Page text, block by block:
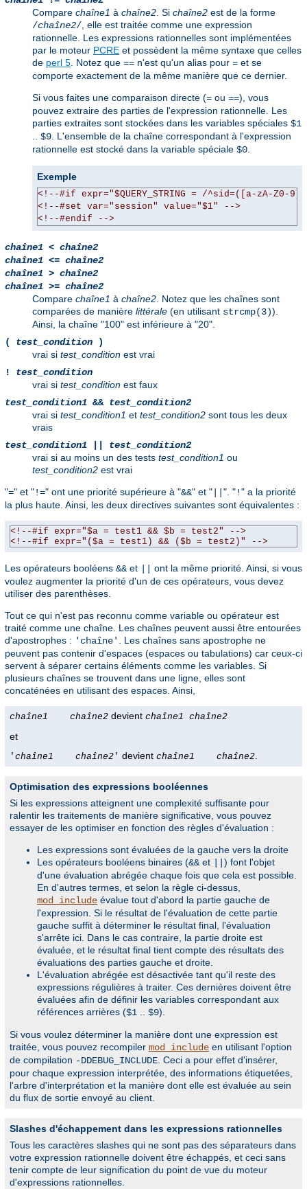
Compare chaîne1 à chaîne2 . Si chaîne2 est de la forme
/chaîne2/ , elle est traitée comme une expression
rationnelle. Les expressions rationnelles sont implémentées
par le moteur PCRE et possèdent la même syntaxe que celles
de perl 5 . Notez que == n'est qu'un alias pour = et se
comporte exactement de la même manière que ce dernier.
Si vous faites une comparaison directe (= ou ==), vous
pouvez extraire des parties de l'expression rationnelle. Les
parties extraites sont stockées dans les variables spéciales $1
$9 . L'ensemble de la chaîne correspondant à l'expression
rationnelle est stocké dans la variable spéciale $0
Exemple
<!--#if expr="$QUERY_STRING = /^sid=([a-zA-Z0-
<!--#set var="session" value="$1" -->
<!--#endif -->
chaîne1 < chaîne2
chaîne1 <= chaîne2
chaîne1 > chaîne2
chaîne1 >= chaîne2
Compare chaîne1 à chaîne2 . Notez que les chaînes sont
comparées de manière littérale (en utilisant strcmp(3)).
Ainsi, la chaîne "100" est inférieure à "20".
( test_condition )
vrai si test_condition est vrai
! test_condition
vrai si test_condition est faux
test_condition1 && test_condition2
vrai si test_condition1 et test_condition2 sont tous les deux
vrais
test_condition1
test_condition2
vrai si au moins un des tests test_condition1 ou
test_condition2 est vrai
"=" et "!=" ont une priorité supérieure à "&&" et " ". "!" a la priorité
la plus haute. Ainsi, les deux directives suivantes sont équivalentes :
<!--#if expr="$a = test1 && $b = test2" -->
<!--#if expr="($a = test1) && ($b = test2)" -->
Les opérateurs booléens && et
ont la même priorité. Ainsi, si vous
voulez augmenter la priorité d'un de ces opérateurs, vous devez
utiliser des parenthèses.
Tout ce qui n'est pas reconnu comme variable ou opérateur est
traité comme une chaîne. Les chaînes peuvent aussi être entourées
d'apostrophes : 'chaîne'
. Les chaînes sans apostrophe ne
peuvent pas contenir d'espaces (espaces ou tabulations) car ceux-ci
servent à séparer certains éléments comme les variables. Si
plusieurs chaînes se trouvent dans une ligne, elles sont
concaténées en utilisant des espaces. Ainsi,
chaîne1 chaîne2 devient chaîne1 chaîne2
et
' chaîne1 chaîne2 ' devient chaîne1 chaîne2
Optimisation des expressions booléennes
Si les expressions atteignent une complexité suffisante pour
ralentir les traitements de manière significative, vous pouvez
essayer de les optimiser en fonction des règles d'évaluation :
Les expressions sont évaluées de la gauche vers la droite
Les opérateurs booléens binaires (&& et
) font l'objet
d'une évaluation abrégée chaque fois que cela est possible.
En d'autres termes, et selon la règle ci-dessus,
mod_include évalue tout d'abord la partie gauche de
l'expression. Si le résultat de l'évaluation de cette partie
gauche suffit à déterminer le résultat final, l'évaluation
s'arrête ici. Dans le cas contraire, la partie droite est
évaluée, et le résultat final tient compte des résultats des
évaluations des parties gauche et droite.
L'évaluation abrégée est désactivée tant qu'il reste des
expressions régulières à traiter. Ces dernières doivent être
évaluées afin de définir les variables correspondant aux
références arrières ($1 $9).
Si vous voulez déterminer la manière dont une expression est
traitée, vous pouvez recompiler mod_include en utilisant l'option
de compilation -DDEBUG_INCLUDE . Ceci a pour effet d'insérer,
pour chaque expression interprétée, des informations étiquetées,
l'arbre d'interprétation et la manière dont elle est évaluée au sein
du flux de sortie envoyé au client.
Slashes d'échappement dans les expressions rationnelles
Tous les caractères slashes qui ne sont pas des séparateurs dans
votre expression rationnelle doivent être échappés, et ceci sans
tenir compte de leur signification du point de vue du moteur
d'expressions rationnelles.